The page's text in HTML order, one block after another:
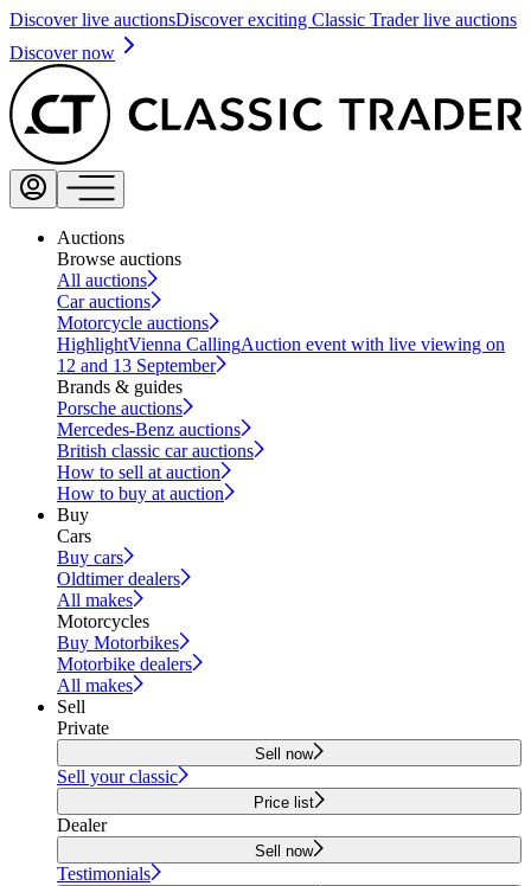
Discover live auctionsDiscover exciting Classic Trader live auctions
Discover now
Auctions
Browse auctions
All auctions
Car auctions
Motorcycle auctions
HighlightVienna CallingAuction event with live viewing on
12 and 13 September
Brands & guides
Porsche auctions
Mercedes-Benz auctions
British classic car auctions
How to sell at auction
How to buy at auction
Buy
Cars
Buy cars
Oldtimer dealers
All makes
Motorcycles
Buy Motorbikes
Motorbike dealers
All makes
Sell
Private
Sell now
Sell your classic
Price list
Dealer
Sell now
Testimonials